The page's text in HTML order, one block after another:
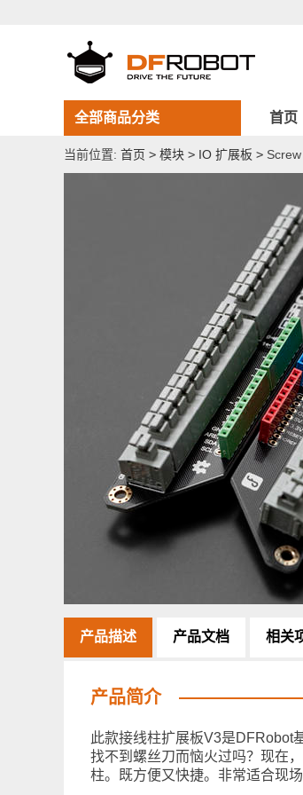
(Arduino
全部商品分类 首页
当前位置: 首页 > 模块 > IO 扩展板 >
产品描述 产品文档 相关
产品简介
此款接线柱扩展板V3是DFRobot
找不到螺丝刀而恼火过吗？现在
柱。既方便又快捷。非常适合现